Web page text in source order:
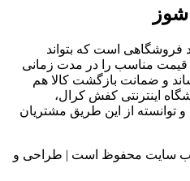
فروشگاهی است که بتواند
قیمت مناسب را در مدت زمانی
و ضمانت بازگشت کالا هم
اینترنتی کفش کرال،
توانسته از این طریق مشتریان
وب سایت محفوظ است | طراحی و